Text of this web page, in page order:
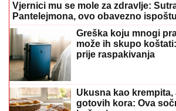
Vjernici mu se mole za zdravlje:
Pantelejmona, ovo obavezno
Greška koju mnogi
može ih skupo
prije raspakivanja
Ukusna kao krempita,
gotovih kora: Ova